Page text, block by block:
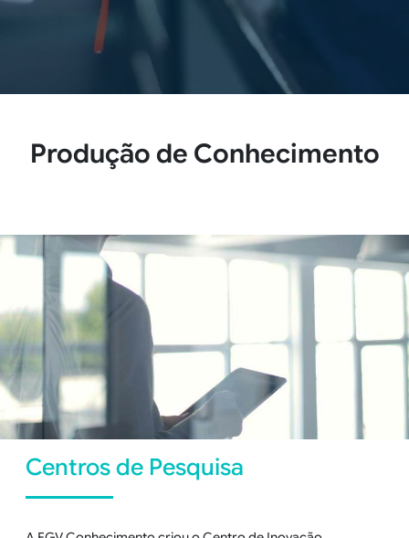
Produção de Conhecimento
Centros de Pesquisa